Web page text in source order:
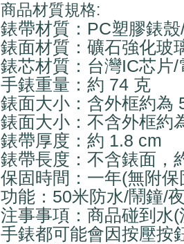
商品材質規格:
錶帶材質：PC塑膠錶
錶面材質：礦石強化玻
錶芯材質：台灣IC芯片/
手錶重量：約 74 克
錶面大小：含外框約為
錶面大小：不含外框約
錶帶厚度：約 1.8 cm
錶帶長度：不含錶面，
保固時間：一年(無附
功能：50米防水/鬧鐘/
注事事項：商品碰到水
手錶都可能會因按壓按